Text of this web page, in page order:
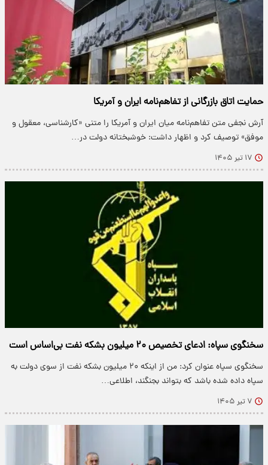
حمایت اتاق بازرگانی از تفاهم‌نامه ایران و آمریکا
آرش نجفی متن تفاهم‌نامه میان ایران و آمریکا را متنی «کارشناسی، معقول و
موفق» توصیف کرد و اظهار داشت: خوشبختانه دولت در…
۱۷ تیر ۱۴۰۵
سخنگوی سپاه: ادعای تخصیص ۲۰ میلیون بشکه نفت بی‌اساس است
سخنگوی سپاه عنوان کرد: من از اینکه ۲۰ میلیون بشکه نفت از سوی دولت به
سپاه داده شده باشد که بتواند بجنگند، اطلاعی…
۷ تیر ۱۴۰۵